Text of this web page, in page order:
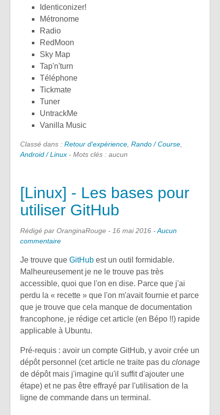
Identiconizer!
Métronome
Radio
RedMoon
Sky Map
Tap'n'turn
Téléphone
Tickmate
Tuner
UntrackMe
Vanilla Music
Classé dans : Retour d'expérience Rando / Course
Android / Linux - Mots clés : aucun
[Linux] - Les bases pour
utiliser GitHub
Rédigé par OranginaRouge - 16 mai 2016 -Aucun
commentaire
Je trouve que GitHub est un outil formidable.
Malheureusement je ne le trouve pas très
accessible, quoi que l'on en dise. Parce que j'ai
perdu la « recette » que l'on m'avait fournie et parce
que je trouve que cela manque de documentation
francophone, je rédige cet article (en Bépo !!) rapide
applicable à Ubuntu.
Pré-requis : avoir un compte GitHub, y avoir crée un
dépôt personnel (cet article ne traite pas du clonage
de dépôt mais j'imagine qu'il suffit d'ajouter une
étape) et ne pas être effrayé par l'utilisation de la
ligne de commande dans un terminal.